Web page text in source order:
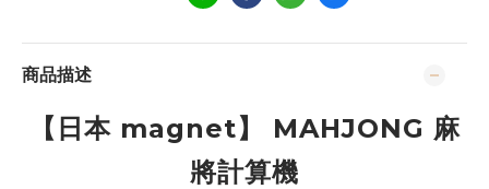
商品描述
【日本 magnet】 MAHJONG 麻
將計算機